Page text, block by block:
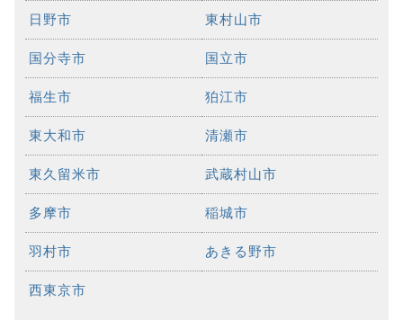
日野市 東村山市
国分寺市 国立市
福生市 狛江市
東大和市 清瀬市
東久留米市 武蔵村山市
多摩市 稲城市
羽村市 あきる野市
西東京市